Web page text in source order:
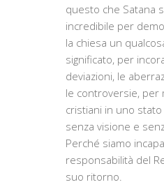
questo che Satana
incredibile per
la chiesa un
significato, per
deviazioni, le
le controversie, per
cristiani in uno stato
senza visione e
Perché siamo
responsabilità del
suo ritorno.